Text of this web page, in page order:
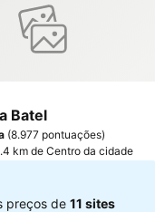
Batel
(8.977 pontuações)
km de Centro da cidade
preços de 11 sites